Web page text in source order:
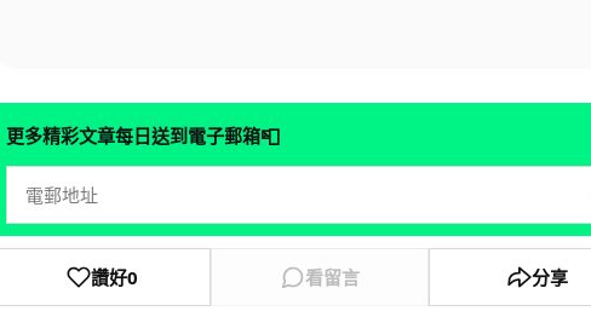
更多精彩文章每日送到電子郵箱📮
讚好0 看留言 分享